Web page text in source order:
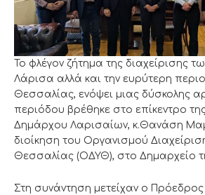
Το φλέγον ζήτημα της διαχείρισης
Λάρισα αλλά και την ευρύτερη
Θεσσαλίας, ενόψει μιας δύσκολης
περιόδου βρέθηκε στο επίκεντρο
Δημάρχου Λαρισαίων, κ.Θανάση
διοίκηση του Οργανισμού
Θεσσαλίας (ΟΔΥΘ), στο Δημαρχείο
Στη συνάντηση μετείχαν ο